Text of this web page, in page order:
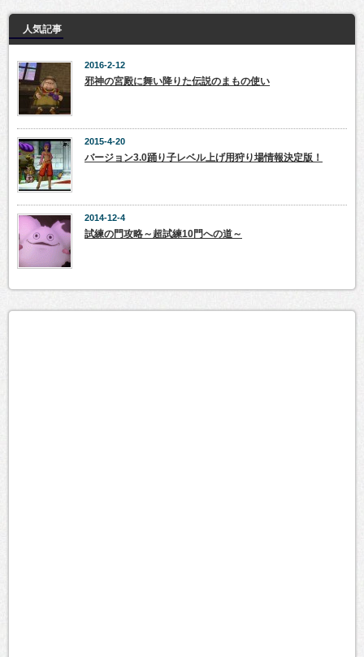
人気記事
2016-2-12
邪神の宮殿に舞い降りた伝説のまもの使い
2015-4-20
バージョン3.0踊り子レベル上げ用狩り場情報決定版！
2014-12-4
試練の門攻略～超試練10門への道～